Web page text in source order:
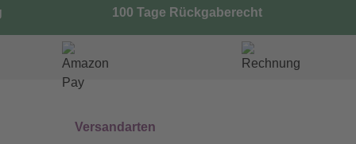
100 Tage Rückgaberecht
Versandarten